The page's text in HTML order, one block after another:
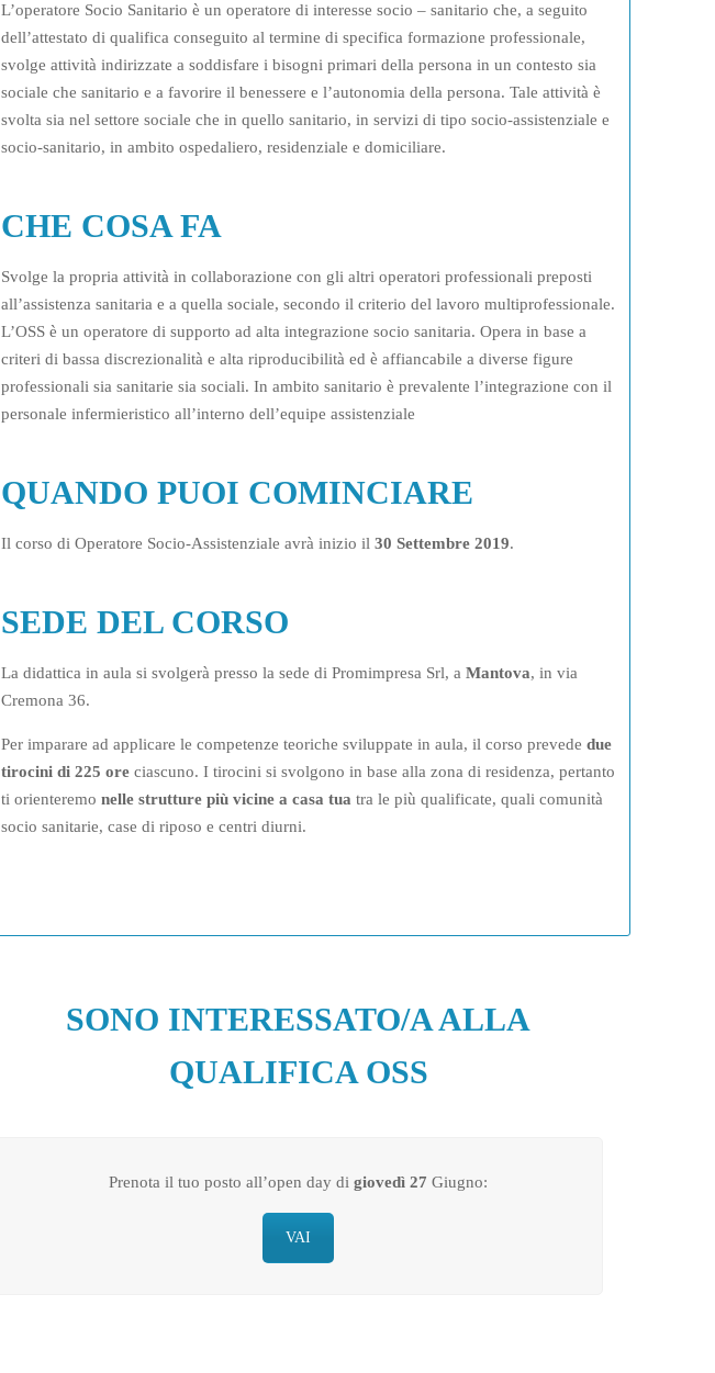
L’operatore Socio Sanitario è un operatore di interesse socio – sanitario che, a seguito
dell’attestato di qualifica conseguito al termine di specifica formazione professionale,
svolge attività indirizzate a soddisfare i bisogni primari della persona in un contesto sia
sociale che sanitario e a favorire il benessere e l’autonomia della persona. Tale attività è
svolta sia nel settore sociale che in quello sanitario, in servizi di tipo socio-assistenziale e
socio-sanitario, in ambito ospedaliero, residenziale e domiciliare.
CHE COSA FA
Svolge la propria attività in collaborazione con gli altri operatori professionali preposti
all’assistenza sanitaria e a quella sociale, secondo il criterio del lavoro multiprofessionale.
L’OSS è un operatore di supporto ad alta integrazione socio sanitaria. Opera in base a
criteri di bassa discrezionalità e alta riproducibilità ed è affiancabile a diverse figure
professionali sia sanitarie sia sociali. In ambito sanitario è prevalente l’integrazione con il
personale infermieristico all’interno dell’equipe assistenziale
QUANDO PUOI COMINCIARE
Il corso di Operatore Socio-Assistenziale avrà inizio il 30 Settembre 2019.
SEDE DEL CORSO
La didattica in aula si svolgerà presso la sede di Promimpresa Srl, a Mantova, in via
Cremona 36.
Per imparare ad applicare le competenze teoriche sviluppate in aula, il corso prevede due
tirocini di 225 ore ciascuno. I tirocini si svolgono in base alla zona di residenza, pertanto
ti orienteremo nelle strutture più vicine a casa tua tra le più qualificate, quali comunità
socio sanitarie, case di riposo e centri diurni.
SONO INTERESSATO/A ALLA
QUALIFICA OSS
Prenota il tuo posto all’open day di giovedì 27 Giugno:
VAI